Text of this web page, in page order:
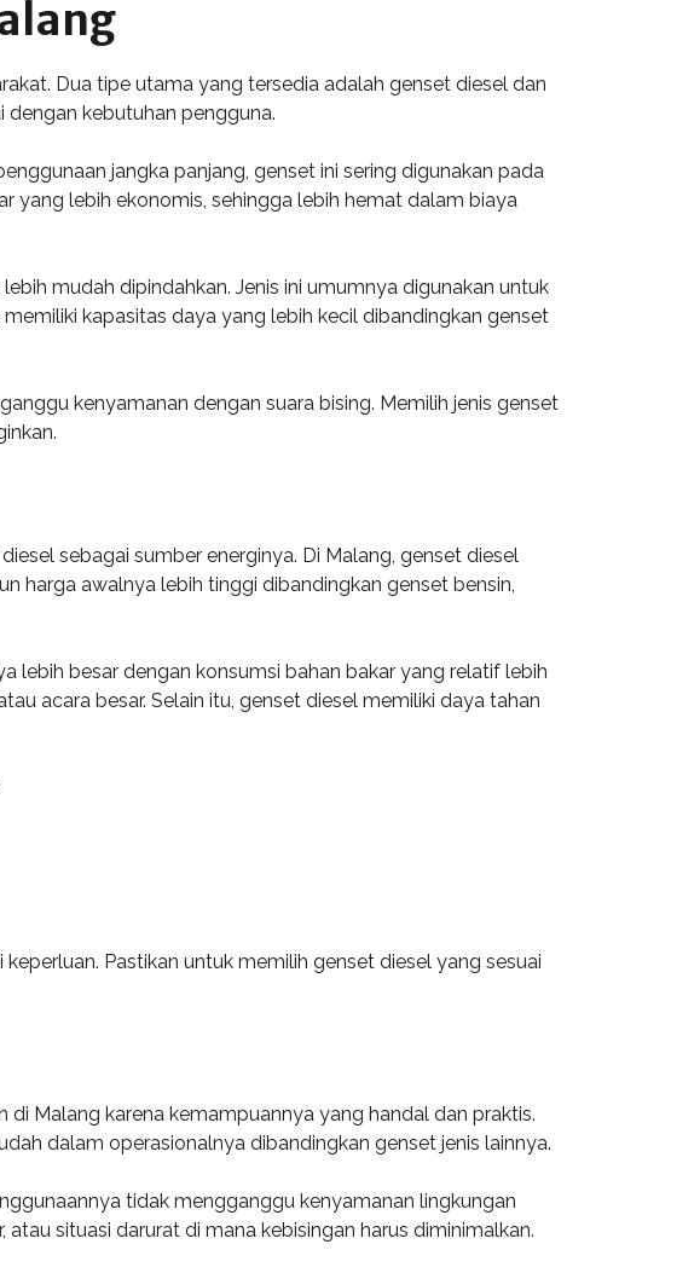
Dua tipe utama yang tersedia adalah genset diesel dan
dengan kebutuhan pengguna.
jangka panjang, genset ini sering digunakan pada
yang lebih ekonomis, sehingga lebih hemat dalam biaya
mudah dipindahkan. Jenis ini umumnya digunakan untuk
kapasitas daya yang lebih kecil dibandingkan genset
kenyamanan dengan suara bising. Memilih jenis genset
sebagai sumber energinya. Di Malang, genset diesel
harga awalnya lebih tinggi dibandingkan genset bensin,
lebih besar dengan konsumsi bahan bakar yang relatif lebih
acara besar. Selain itu, genset diesel memiliki daya tahan
Pastikan untuk memilih genset diesel yang sesuai
Malang karena kemampuannya yang handal dan praktis.
dalam operasionalnya dibandingkan genset jenis lainnya.
tidak mengganggu kenyamanan lingkungan
situasi darurat di mana kebisingan harus diminimalkan.